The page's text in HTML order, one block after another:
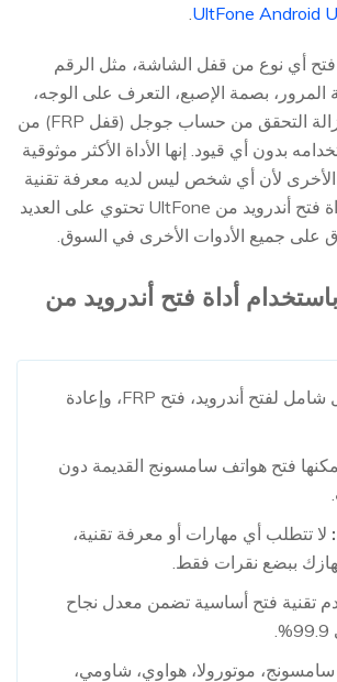
UltFone Android
فتح أي نوع من قفل الشاشة، مثل الرقم
المرور، بصمة الإصبع، التعرف على الوجه،
وغيرها. كما يمكنها إزالة التحقق من حساب جوجل (قفل FRP) من
بدون أي قيود. إنها الأداة الأكثر موثوقية
الأخرى لأن أي شخص ليس لديه معرفة تقنية
يمكنه استخدامها؛ أداة فتح أندرويد من UltFone تحتوي على العديد
على جميع الأدوات الأخرى في السوق.
أداة فتح أندرويد من
هي حل شامل لفتح أندرويد، فتح FRP، وإعادة
فتح هواتف سامسونج القديمة دون
لا تتطلب أي مهارات أو معرفة تقنية،
ببضع نقرات فقط.
تقنية فتح أساسية تضمن معدل نجاح
موتورولا، هواوي، شاومي،